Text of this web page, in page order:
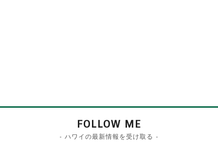
FOLLOW ME
- ハワイの最新情報を受け取る -